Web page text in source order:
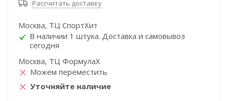
Рассчитать доставку
Москва, ТЦ СпортХит
В наличии 1 штука. Доставка и самовывоз
сегодня
Москва, ТЦ ФормулаХ
Можем переместить
Уточняйте наличие